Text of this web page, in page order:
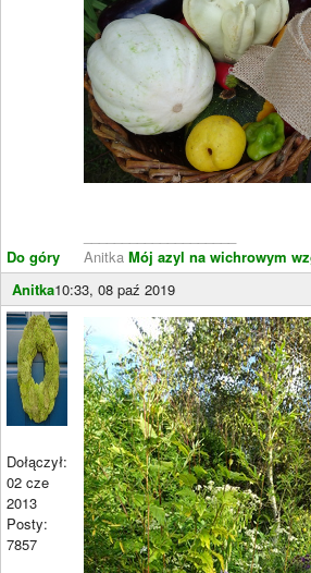
Do góry
Anitka Mój azyl na wichrowym
Anitka10:33, 08 paź 2019
Dołączył:
02 cze
2013
Posty:
7857